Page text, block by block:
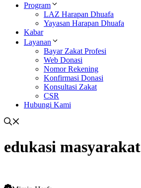
Program
LAZ Harapan Dhuafa
Yayasan Harapan Dhuafa
Kabar
Layanan
Bayar Zakat Profesi
Web Donasi
Nomor Rekening
Konfirmasi Donasi
Konsultasi Zakat
CSR
Hubungi Kami
edukasi masyarakat